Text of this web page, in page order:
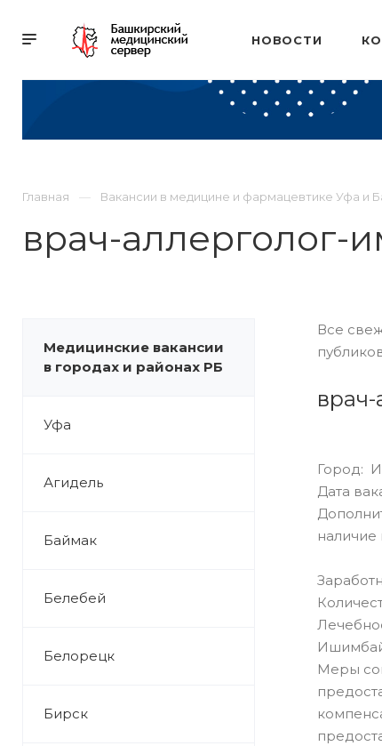
НОВОСТИ
Главная Вакансии в медицине и фармацевтике Уфа и
врач-аллерголог-
Медицинские вакансии
в городах и районах РБ
Уфа
Агидель
Баймак
Белебей
Белорецк
Бирск
Все
Город:
Дата
Меры